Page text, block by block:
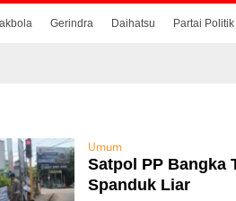
Gerindra Daihatsu Partai Politik
Umum
Satpol PP Bangka
Spanduk Liar